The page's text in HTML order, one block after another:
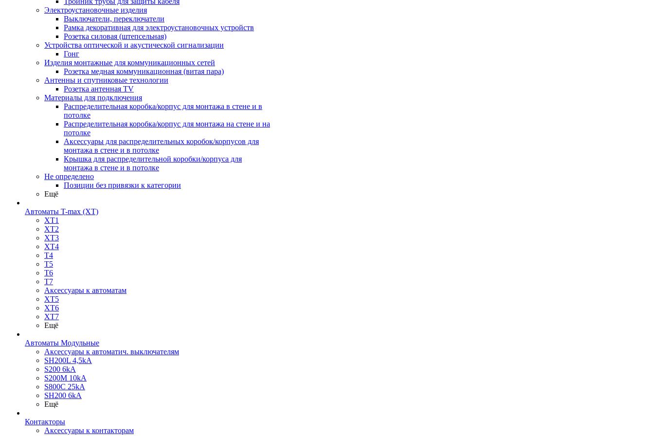
Электроустановочные изделия
Выключатели, переключатели
Рамка декоративная для электроустановочных устройств
Розетка силовая (штепсельная)
Устройства оптической и акустической сигнализации
Гонг
Изделия монтажные для коммуникационных сетей
Розетка медная коммуникационная (витая пара)
Антенны и спутниковые технологии
Розетка антенная TV
Материалы для подключения
Распределительная коробка/корпус для монтажа в стене и в
потолке
Распределительная коробка/корпус для монтажа на стене и на
потолке
Аксессуары для распределительных коробок/корпусов для
монтажа в стене и в потолке
Крышка для распределительной коробки/корпуса для
монтажа в стене и в потолке
Не определено
Позиции без привязки к категории
Ещё
Автоматы T-max (XT)
XT1
XT2
XT3
XT4
T4
T5
T6
T7
Аксессуары к автоматам
XT5
XT6
XT7
Ещё
Автоматы Модульные
Аксессуары к автоматич. выключателям
SH200L 4,5kA
S200 6kA
S200M 10kA
S800C 25kA
SH200 6kA
Ещё
Контакторы
Аксессуары к контакторам